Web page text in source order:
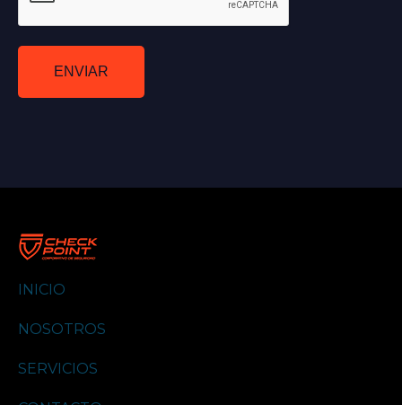
ENVIAR
INICIO
NOSOTROS
SERVICIOS